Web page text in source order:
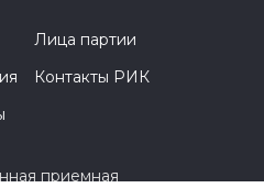
Лица партии
Контакты РИК
приемная